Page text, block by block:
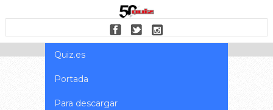
Quiz.es
Portada
Para descargar